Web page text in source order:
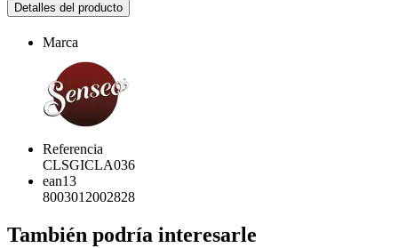
Detalles del producto
Marca
Referencia
CLSGICLA036
ean13
8003012002828
También podría interesarle